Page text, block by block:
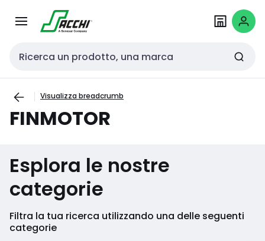
navigazionecontenuto
Cerca input
Visualizza breadcrumb
FINMOTOR
Esplora le nostre
categorie
Filtra la tua ricerca utilizzando una delle seguenti
categorie